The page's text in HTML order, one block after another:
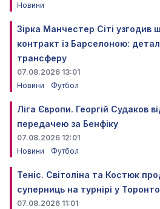
Новини
Зірка Манчестер Сіті узгодив
контракт із Барселоною:
трансферу
07.08.2026 13:01
Новини
Футбол
Ліга Європи. Георгій Судаков
передачею за Бенфіку
07.08.2026 12:01
Новини
Футбол
Теніс. Світоліна та Костюк
суперниць на турнірі у
07.08.2026 11:01